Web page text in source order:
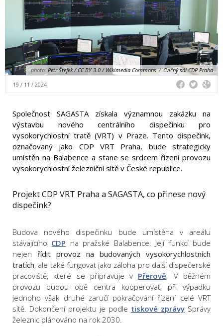
photo: Petr Štefek / CC BY 3.0 / Wikimedia Commons / Cvičný sál CDP Praha
19 / 11 / 2024
Společnost SAGASTA získala významnou zakázku na
výstavbu nového centrálního dispečinku pro
vysokorychlostní tratě (VRT) v Praze. Tento dispečink,
označovaný jako CDP VRT Praha, bude strategicky
umístěn na Balabence a stane se srdcem řízení provozu
vysokorychlostní železniční sítě v České republice.
Projekt CDP VRT Praha a SAGASTA, co přinese nový
dispečink?
Budova nového dispečinku bude umístěna v areálu
stávajícího CDP na pražské Balabence. Její funkcí bude
nejen řídit provoz na budovaných vysokorychlostních
tratích, ale také fungovat jako záloha pro další dispečerské
pracoviště, které se připravuje v Přerově. V běžném
provozu budou obě centra kooperovat, při výpadku
jednoho však druhé zaručí pokračování řízení celé VRT
sítě. Dokončení projektu je podle tiskové zprávy Správy
železnic plánováno na rok 2030.